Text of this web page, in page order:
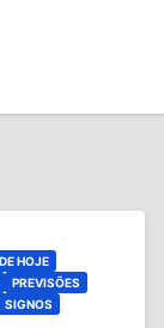
HOJE
PREVISÕES
SIGNOS